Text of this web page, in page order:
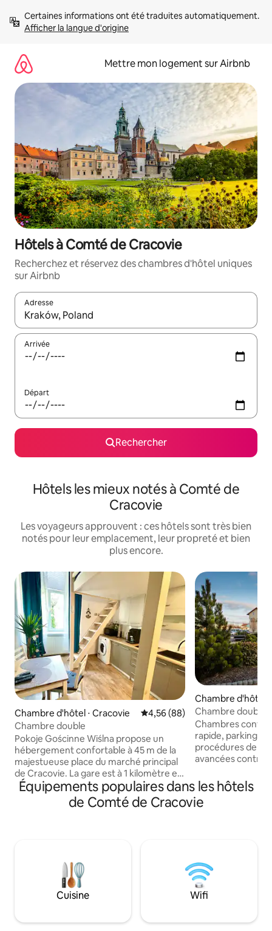
directement
Afficher la langue d'origine
Mettre mon logement sur Airbnb
Hôtels à Comté de Cracovie
Recherchez et réservez des chambres d'hôtel uniques
sur Airbnb
Adresse
Lorsque les résultats s'affichent, utilisez les flèches vers le
Arrivée
Départ
Rechercher
Hôtels les mieux notés à Comté de
Cracovie
Les voyageurs approuvent : ces hôtels sont très bien
notés pour leur emplacement, leur propreté et bien
plus encore.
Chambre d'hôtel ⋅ Cracovie Évaluation moyenne sur la
4,56 (88)
Chambre double
Pokoje Gościnne Wiślna propose un
hébergement confortable à 45 m de la
majestueuse place du marché principal
de Cracovie. La gare est à 1 kilomètre et,
en cas de réservations de plus de 3 nuits,
une prise en charge gratuite depuis
l'aéroport peut être organisée. Avec une
Gościnne Wiślna peut répondre à vos
besoins individuels. Un petit
appartement indépendant avec cuisine
et lecteur DVD est également à votre
accessibles par un escalier extérieur en
Chambre d'hôtel
Chambre double
confortable
Chambres
rapide, parking
procédures de
avancées contre
sont ionisés et
pratique, le
de la mine de sel
bienvenue, d'un
café, d'un
bain privée avec
Équipements populaires dans les hôtels
de Comté de Cracovie
Cuisine Wifi